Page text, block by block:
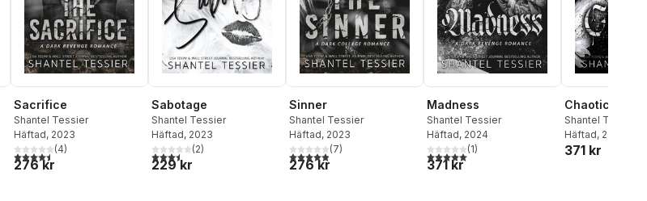
röster:
Sacrifice
Shantel Tessier
Häftad, 2023
4,5utav 5 stjärnor. Totalt antal röster:
(4)
276 kr
Sabotage
Shantel Tessier
Häftad, 2023
3,5utav 5 stjärnor. Totalt antal röster:
(2)
229 kr
Sinner
Shantel Tessier
Häftad, 2023
4,9utav 5 stjärnor. Totalt antal röster:
(7)
276 kr
Madness
Shantel Tessier
Häftad, 2024
5,0utav 5 stjärnor. Totalt antal röster:
(1)
371 kr
Chaotic
Shantel Tessier
Häftad, 2026
371 kr